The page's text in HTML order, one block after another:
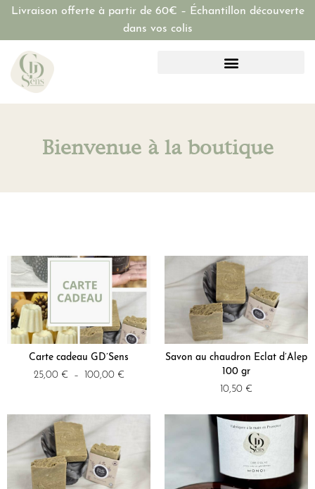
Livraison offerte à partir de 60€ – Échantillon découverte
dans vos colis
Bienvenue à la boutique
Carte cadeau GD’Sens
25,00 € – 100,00 €
Savon au chaudron Eclat d’Alep
100 gr
10,50 €